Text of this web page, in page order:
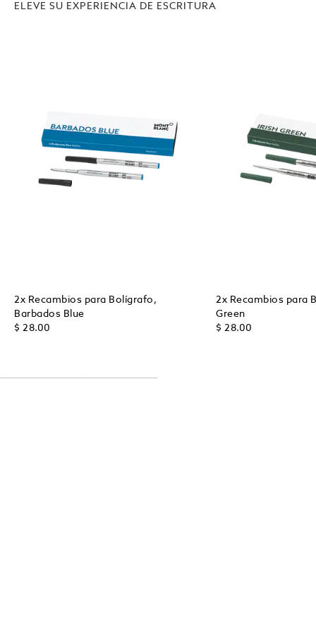
ELEVE SU EXPERIENCIA DE ESCRITURA
2x Recambios para Bolígrafo,
Barbados Blue
$ 28.00
2x Recambios para
Green
$ 28.00